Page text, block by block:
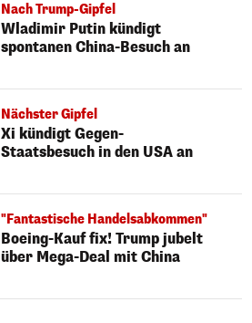
Nach Trump-Gipfel
Wladimir Putin kündigt
spontanen China-Besuch an
Nächster Gipfel
Xi kündigt Gegen-
Staatsbesuch in den USA an
"Fantastische Handelsabkommen"
Boeing-Kauf fix! Trump jubelt
über Mega-Deal mit China